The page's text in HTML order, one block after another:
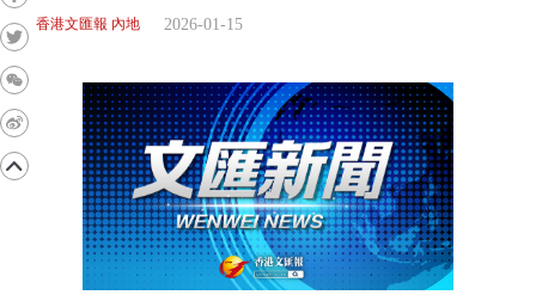
香港文匯報 內地 2026-01-15